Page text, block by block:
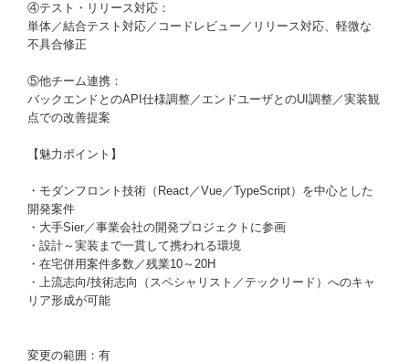
④テスト・リリース対応：
単体／結合テスト対応／コードレビュー／リリース対応、軽微な
不具合修正
⑤他チーム連携：
バックエンドとのAPI仕様調整／エンドユーザとのUI調整／実装観
点での改善提案
【魅力ポイント】
・モダンフロント技術（React／Vue／TypeScript）を中心とした
開発案件
・大手Sier／事業会社の開発プロジェクトに参画
・設計～実装まで一貫して携われる環境
・在宅併用案件多数／残業10～20H
・上流志向/技術志向（スペシャリスト／テックリード）へのキャ
リア形成が可能
変更の範囲：有